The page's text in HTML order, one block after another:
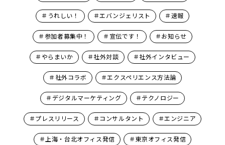
＃うれしい！ ＃エバンジェリスト ＃速報
＃参加者募集中！ ＃宣伝です！ ＃お知らせ
＃やらまいか ＃社外対談 ＃社外インタビュー
＃社外コラボ ＃エクスペリエンス方法論
＃デジタルマーケティング ＃テクノロジー
＃プレスリリース ＃コンサルタント ＃エンジニア
＃上海・台北オフィス発信 ＃東京オフィス発信